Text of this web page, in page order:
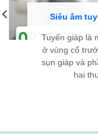
Siêu âm
Tuyến giáp là
ở vùng cổ
sụn giáp và
hai